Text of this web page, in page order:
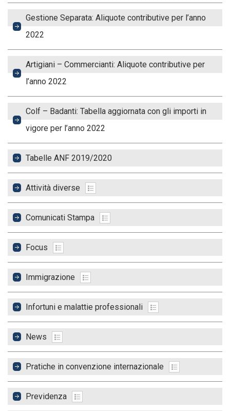
Gestione Separata: Aliquote contributive per l’anno
2022
Artigiani – Commercianti: Aliquote contributive per
l’anno 2022
Colf – Badanti: Tabella aggiornata con gli importi in
vigore per l’anno 2022
Tabelle ANF 2019/2020
Attività diverse
Comunicati Stampa
Focus
Immigrazione
Infortuni e malattie professionali
News
Pratiche in convenzione internazionale
Previdenza